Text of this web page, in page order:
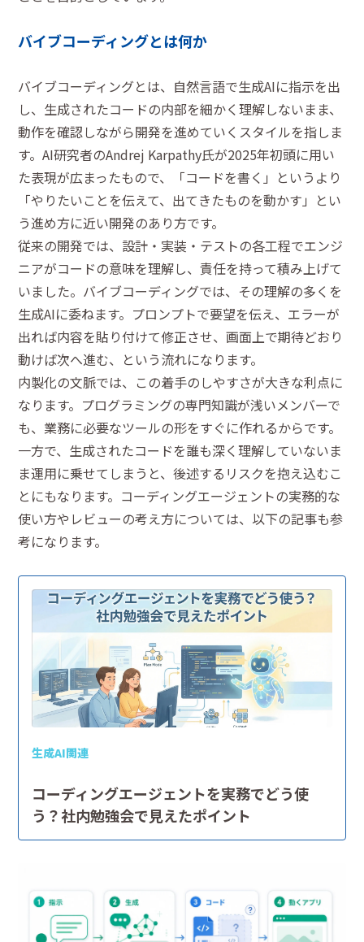
バイブコーディングとは何か
バイブコーディングとは、自然言語で生成AIに指示を出
し、生成されたコードの内部を細かく理解しないまま、
動作を確認しながら開発を進めていくスタイルを指しま
す。AI研究者のAndrej Karpathy氏が2025年初頭に用い
た表現が広まったもので、「コードを書く」というより
「やりたいことを伝えて、出てきたものを動かす」とい
う進め方に近い開発のあり方です。
従来の開発では、設計・実装・テストの各工程でエンジ
ニアがコードの意味を理解し、責任を持って積み上げて
いました。バイブコーディングでは、その理解の多くを
生成AIに委ねます。プロンプトで要望を伝え、エラーが
出れば内容を貼り付けて修正させ、画面上で期待どおり
動けば次へ進む、という流れになります。
内製化の文脈では、この着手のしやすさが大きな利点に
なります。プログラミングの専門知識が浅いメンバーで
も、業務に必要なツールの形をすぐに作れるからです。
一方で、生成されたコードを誰も深く理解していないま
ま運用に乗せてしまうと、後述するリスクを抱え込むこ
とにもなります。コーディングエージェントの実務的な
使い方やレビューの考え方については、以下の記事も参
考になります。
生成AI関連
コーディングエージェントを実務でどう使
う？社内勉強会で見えたポイント